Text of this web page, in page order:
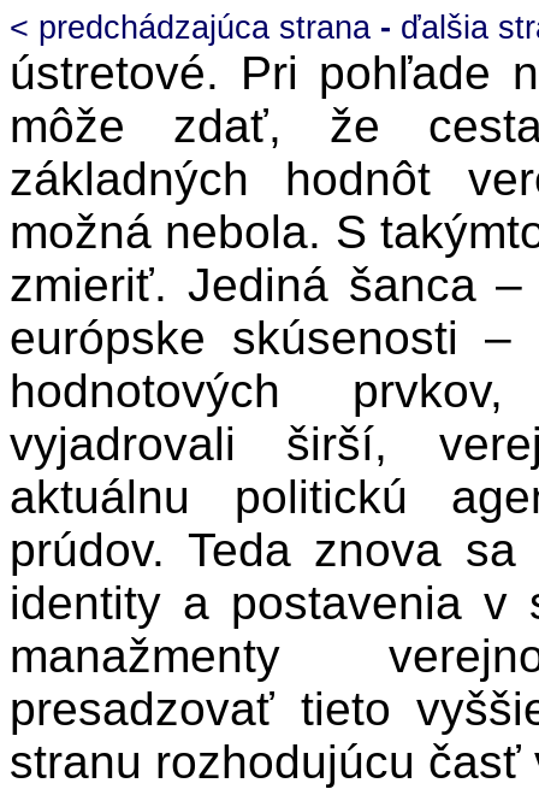
< predchádzajúca strana - ďalšia
ústretové. Pri pohľade
môže zdať, že
základných hodnôt
možná nebola. S
zmieriť. Jediná šanca
európske skúsenosti
hodnotových
vyjadrovali širší,
aktuálnu politickú
prúdov. Teda znova
identity a postavenia v
manažmenty
presadzovať tieto
stranu rozhodujúcu časť